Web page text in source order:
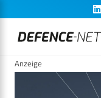
Anzeige